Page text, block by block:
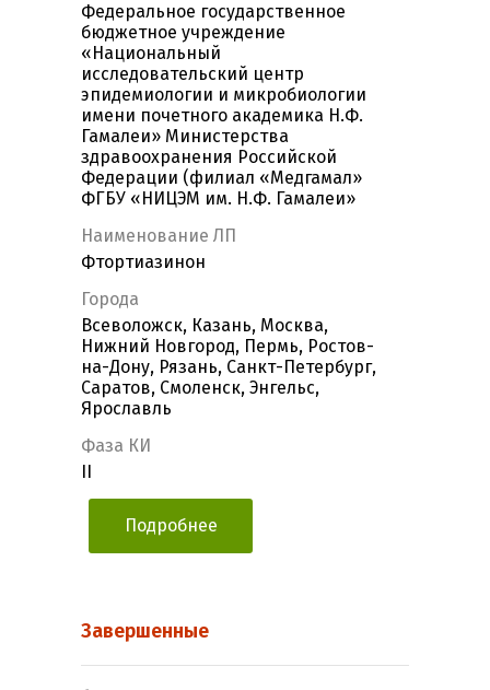
Федеральное государственное
бюджетное учреждение
«Национальный
исследовательский центр
эпидемиологии и микробиологии
имени почетного академика Н.Ф.
Гамалеи» Министерства
здравоохранения Российской
Федерации (филиал «Медгамал»
ФГБУ «НИЦЭМ им. Н.Ф. Гамалеи»
Наименование ЛП
Фтортиазинон
Города
Всеволожск, Казань, Москва,
Нижний Новгород, Пермь, Ростов-
на-Дону, Рязань, Санкт-Петербург,
Саратов, Смоленск, Энгельс,
Ярославль
Фаза КИ
Подробнее
Завершенные